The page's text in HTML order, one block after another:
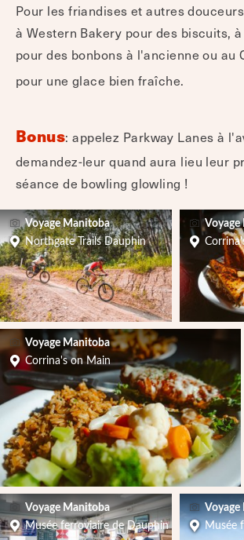
Pour les friandises et autres
à Western Bakery pour des biscuits,
pour des bonbons à l'ancienne ou au
pour une glace bien fraîche.
Bonus: appelez Parkway Lanes à
demandez-leur quand aura lieu leur
séance de bowling glowling !
Voyage Manitoba
Northgate Trails Dauphin
Voyage Manitoba
Corrina's on Main
Voyage Manitoba
Musée ferroviaire de Dauphin
Musée